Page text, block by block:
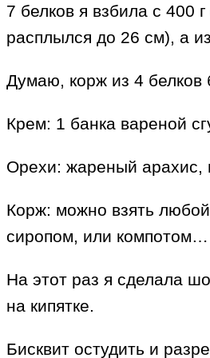
7 белков я взбила с 400
расплылся до 26 см), а
Думаю, корж из 4 белков
Крем: 1 банка вареной
Орехи: жареный арахис,
Корж: можно взять
сиропом, или компотом…
На этот раз я сделала
на кипятке.
Бисквит остудить и